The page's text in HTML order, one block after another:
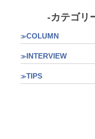
-カテゴリ
COLUMN
INTERVIEW
TIPS